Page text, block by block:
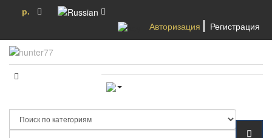
р.
Авторизация
Регистрация